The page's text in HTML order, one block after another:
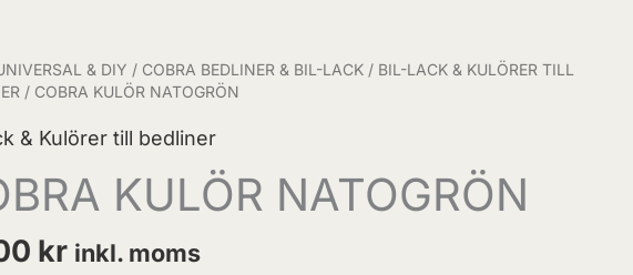
& DIY / COBRA BEDLINER & BIL-LACK / BIL-LACK & KULÖRER TILL
/ COBRA KULÖR NATOGRÖN
& Kulörer till bedliner
KULÖR NATOGRÖN
kr inkl. moms